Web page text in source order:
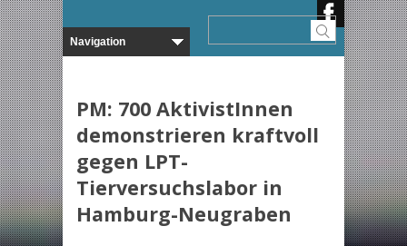
PM: 700 AktivistInnen
demonstrieren kraftvoll
gegen LPT-
Tierversuchslabor in
Hamburg-Neugraben